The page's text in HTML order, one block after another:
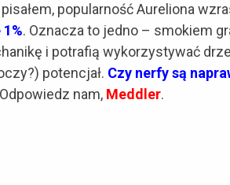
pisałem, popularność Aureliona
. Oznacza to jedno – smokiem
i potrafią wykorzystywać
potencjał. Czy nerfy są
Odpowiedz nam, Meddler.